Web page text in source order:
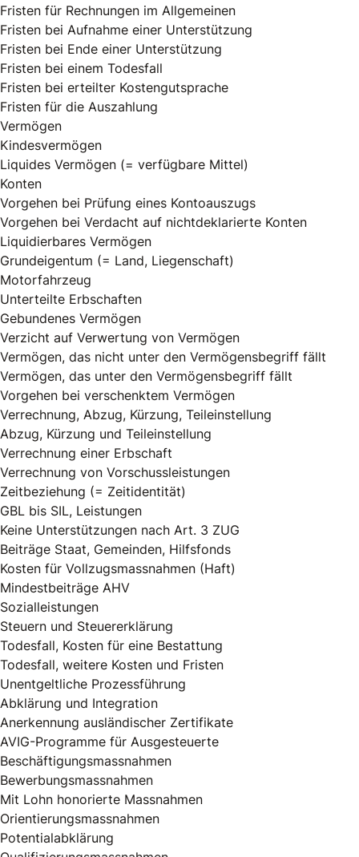
Fristen für Rechnungen im Allgemeinen
Fristen bei Aufnahme einer Unterstützung
Fristen bei Ende einer Unterstützung
Fristen bei einem Todesfall
Fristen bei erteilter Kostengutsprache
Fristen für die Auszahlung
Vermögen
Kindesvermögen
Liquides Vermögen (= verfügbare Mittel)
Konten
Vorgehen bei Prüfung eines Kontoauszugs
Vorgehen bei Verdacht auf nichtdeklarierte Konten
Liquidierbares Vermögen
Grundeigentum (= Land, Liegenschaft)
Motorfahrzeug
Unterteilte Erbschaften
Gebundenes Vermögen
Verzicht auf Verwertung von Vermögen
Vermögen, das nicht unter den Vermögensbegriff fällt
Vermögen, das unter den Vermögensbegriff fällt
Vorgehen bei verschenktem Vermögen
Verrechnung, Abzug, Kürzung, Teileinstellung
Abzug, Kürzung und Teileinstellung
Verrechnung einer Erbschaft
Verrechnung von Vorschussleistungen
Zeitbeziehung (= Zeitidentität)
GBL bis SIL, Leistungen
Keine Unterstützungen nach Art. 3 ZUG
Beiträge Staat, Gemeinden, Hilfsfonds
Kosten für Vollzugsmassnahmen (Haft)
Mindestbeiträge AHV
Sozialleistungen
Steuern und Steuererklärung
Todesfall, Kosten für eine Bestattung
Todesfall, weitere Kosten und Fristen
Unentgeltliche Prozessführung
Abklärung und Integration
Anerkennung ausländischer Zertifikate
AVIG-Programme für Ausgesteuerte
Beschäftigungsmassnahmen
Bewerbungsmassnahmen
Mit Lohn honorierte Massnahmen
Orientierungsmassnahmen
Potentialabklärung